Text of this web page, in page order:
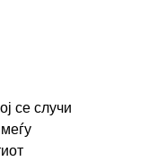
се случи